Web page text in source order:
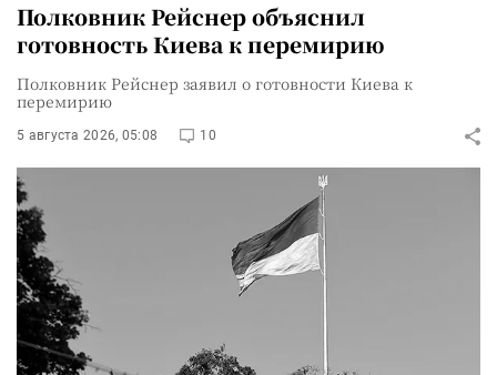
Полковник Рейснер объяснил
готовность Киева к перемирию
Полковник Рейснер заявил о готовности Киева к
перемирию
5 августа 2026, 05:08 10